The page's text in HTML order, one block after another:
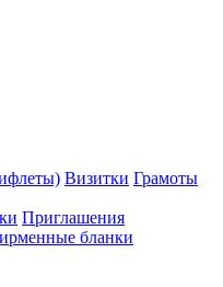
Визитки Грамоты
Приглашения
бланки